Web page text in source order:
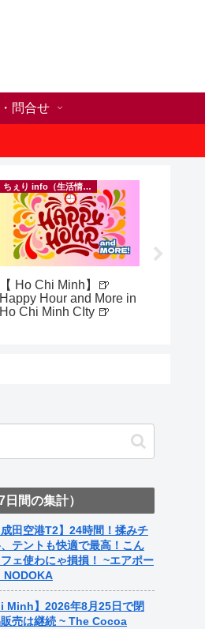
問合せ
ちぇり info（生活情報）
【 Ho Chi Minh】🍺
Happy Hour and More in
Ho Chi Minh CIty 🍺
間の集計）
成田空港T2】24時間！揉みチ
テントも快適で最高！こん
ェ使わにゃ損損！ ~エアポー
NODOKA
Minh】2026年8月25日で閉
売は継続 ~ The Cocoa